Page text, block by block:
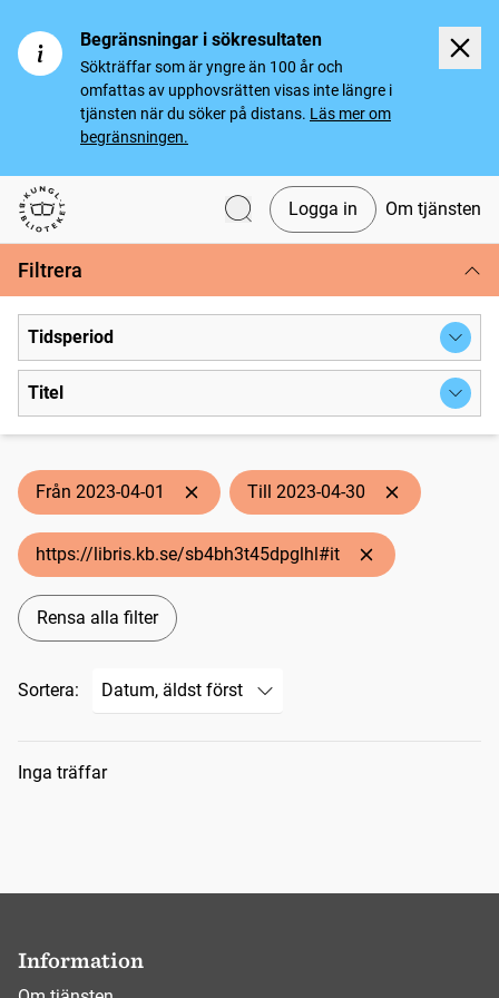
Begränsningar i sökresultaten
Sökträffar som är yngre än 100 år och
omfattas av upphovsrätten visas inte längre i
tjänsten när du söker på distans. Läs mer om
begränsningen.
Svenska tidningar
Logga in Om tjänsten
Filtrera
Tidsperiod
Titel
Från 2023-04-01 Till 2023-04-30
https://libris.kb.se/sb4bh3t45dpglhl#it
Rensa alla filter
Sortera:
Sökresultat
Inga träffar
Information